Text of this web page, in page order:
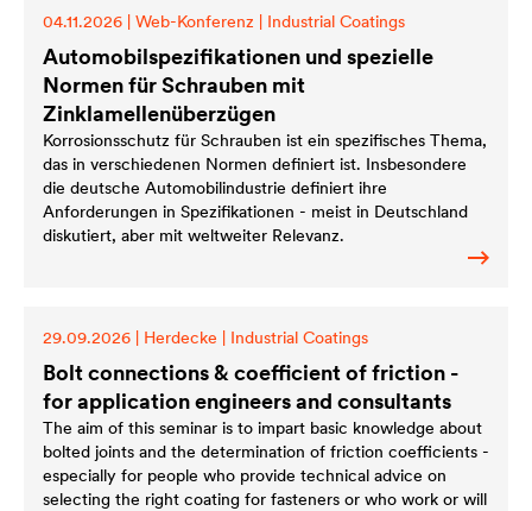
04.11.2026 | Web-Konferenz | Industrial Coatings
Automobilspezifikationen und spezielle
Normen für Schrauben mit
Zinklamellenüberzügen
Korrosionsschutz für Schrauben ist ein spezifisches Thema,
das in verschiedenen Normen definiert ist. Insbesondere
die deutsche Automobilindustrie definiert ihre
Anforderungen in Spezifikationen - meist in Deutschland
diskutiert, aber mit weltweiter Relevanz.
29.09.2026 | Herdecke | Industrial Coatings
Bolt connections & coefficient of friction -
for application engineers and consultants
The aim of this seminar is to impart basic knowledge about
bolted joints and the determination of friction coefficients -
especially for people who provide technical advice on
selecting the right coating for fasteners or who work or will